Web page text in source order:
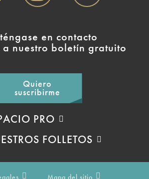
en contacto
a nuestro boletín gratuito
Quiero
suscribirme
PRO
FOLLETOS
Mapa del sitio